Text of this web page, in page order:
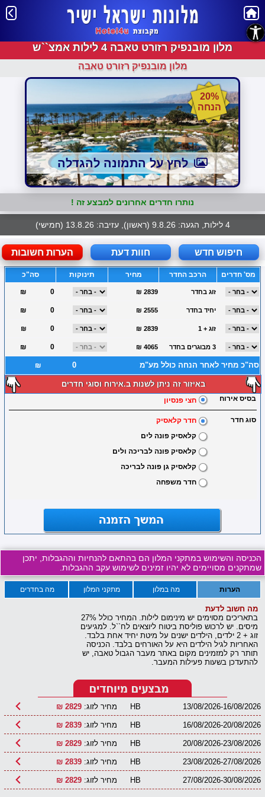
מלון מובנפיק רזורט טאבה 4 לילות אמצ``ש
מלון מובנפיק רזורט טאבה
20%
הנחה
לחץ על התמונה להגדלה
נותרו חדרים אחרונים למבצע זה !
4 לילות, הגעה: 9.8.26 (ראשון), עזיבה: 13.8.26 (חמישי)
חיפוש חדש חוות דעת הערות חשובות
סה"כ תינוקות מחיר הרכב החדר מס' חדרים
₪ ₪ 2839 זוג בחדר
₪ ₪ 2555 יחיד בחדר
₪ ₪ 2839 זוג + 1
₪ ₪ 4065 3 מבוגרים בחדר
₪ סה"כ מחיר לאחר הנחה כולל מע"מ
באיזור זה ניתן לשנות ב.אירוח וסוגי חדרים
חצי פנסיון בסיס אירוח
חדר קלאסיק
קלאסיק פונה לים
קלאסיק פונה לבריכה ולים
קלאסיק גן פונה לבריכה
חדר משפחה
סוג חדר
הכניסה והשימוש במתקני המלון הם בהתאם להנחיות וההגבלות, יתכן
שמתקנים מסויימים לא יהיו זמינים לשימוש עקב ההגבלות.
מה בחדרים מתקני המלון מה במלון הערות
מה חשוב לדעת
בתאריכים מסוימים יש מינימום לילות. המחיר כולל 27%
מיסים. יש לרכוש פוליסת ביטוח ליוצאים לח``ל. למגיעים
זוג + 2 ילדים, הילדים ישנים על מיטת יחיד אחת בלבד.
האחריות לגיל הילדים היא על האורחים בלבד. הכניסה
תותר רק למזמינים מקום באתר מעבר הגבול טאבה, יש
להתעדכן בשעות פעילות המעבר.
מחיר לזוג: 2829 ₪ HB 13/08/2026-16/08/2026
מחיר לזוג: 2839 ₪ HB 16/08/2026-20/08/2026
מחיר לזוג: 2829 ₪ HB 20/08/2026-23/08/2026
מחיר לזוג: 2839 ₪ HB 23/08/2026-27/08/2026
מחיר לזוג: 2829 ₪ HB 27/08/2026-30/08/2026
נגישות